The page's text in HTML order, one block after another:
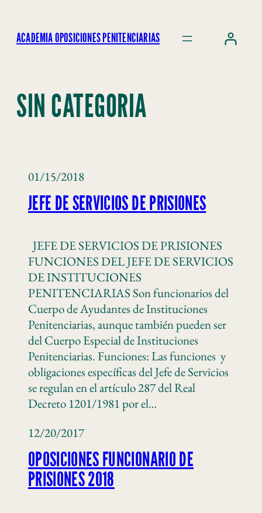
ACADEMIA OPOSICIONES PENITENCIARIAS
SIN CATEGORIA
01/15/2018
JEFE DE SERVICIOS DE PRISIONES
JEFE DE SERVICIOS DE PRISIONES
FUNCIONES DEL JEFE DE SERVICIOS
DE INSTITUCIONES
PENITENCIARIAS Son funcionarios del
Cuerpo de Ayudantes de Instituciones
Penitenciarias, aunque también pueden ser
del Cuerpo Especial de Instituciones
Penitenciarias. Funciones: Las funciones y
obligaciones específicas del Jefe de Servicios
se regulan en el artículo 287 del Real
Decreto 1201/1981 por el…
12/20/2017
OPOSICIONES FUNCIONARIO DE
PRISIONES 2018